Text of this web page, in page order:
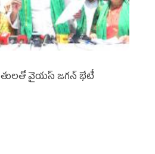
వైయస్ జగన్ భేటీ